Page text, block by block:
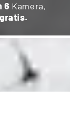
6 Kamera,